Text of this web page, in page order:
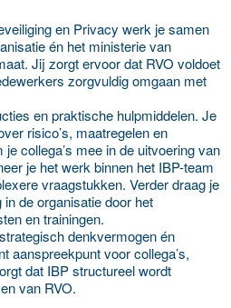
en Privacy werk je samen
én het ministerie van
Jij zorgt ervoor dat RVO voldoet
zorgvuldig omgaan met
en praktische hulpmiddelen. Je
risico’s, maatregelen en
collega’s mee in de uitvoering van
je het werk binnen het IBP-team
vraagstukken. Verder draag je
de organisatie door het
en trainingen.
denkvermogen én
aanspreekpunt voor collega’s,
dat IBP structureel wordt
van RVO.